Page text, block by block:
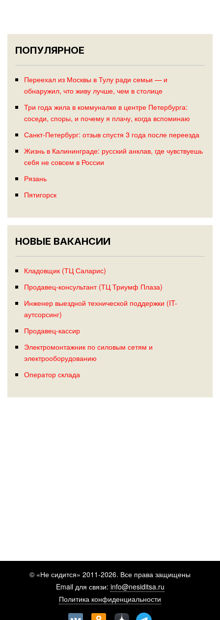
ПОПУЛЯРНОЕ
Переехал из Москвы в Тулу ради семьи — и
обнаружил, что живу лучше, чем в столице
Три года жила в коммуналке в центре Петербурга:
соседи, споры, и почему я плачу, когда вспоминаю
Санкт-Петербург: отзыв спустя 3 года после переезда
Жизнь в Калининграде: русский анклав, где чувствуешь
себя не совсем в России
Рязань
Пятигорск
НОВЫЕ ВАКАНСИИ
Кладовщик (ТЦ Саларис)
Продавец-консультант (ТЦ Триумф Плаза)
Инженер выездной технической поддержки (IT-
аутсорсинг)
Продавец-кассир
Электромонтажник по силовым сетям и
электрооборудованию
Оператор склада
© «Не сидится» 2011-2026. Все права защищены
Email для связи: info@nesiditsa.ru
Политика конфиденциальности